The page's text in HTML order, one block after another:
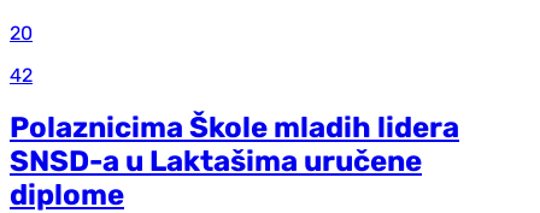
20
42
Polaznicima Škole mladih lidera
SNSD-a u Laktašima uručene
diplome